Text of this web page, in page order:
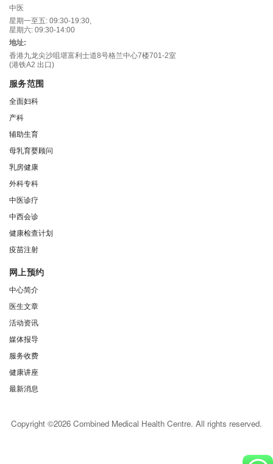
中医
星期一至五: 09:30-19:30,
星期六: 09:30-14:00
地址:
香港九龙尖沙咀堪富利士道8号格兰中心7楼701-2室
(港铁A2 出口)
服务范围
全面妇科
产科
辅助生育
母乳育婴顾问
乳房健康
外科专科
中医诊疗
中西会诊
健康检查计划
疫苗注射
网上预约
中心简介
医生文章
活动资讯
媒体报导
服务收费
健康讲座
最新消息
Copyright ©2026 Combined Medical Health Centre. All rights reserved.